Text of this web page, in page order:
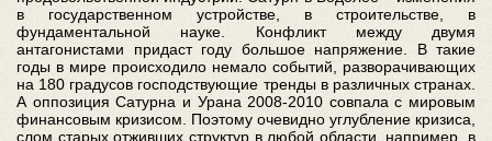
в государственном устройстве, в строительстве, в
фундаментальной науке. Конфликт между двумя
антагонистами придаст году большое напряжение. В такие
годы в мире происходило немало событий, разворачивающих
на 180 градусов господствующие тренды в различных странах.
А оппозиция Сатурна и Урана 2008-2010 совпала с мировым
финансовым кризисом. Поэтому очевидно углубление кризиса,
слом старых отживших структур в любой области, например, в